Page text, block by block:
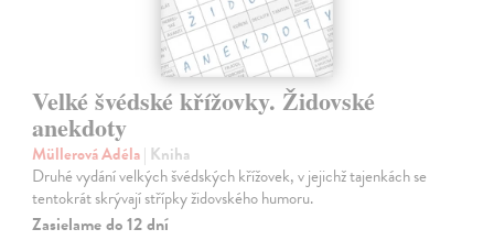
Velké švédské křížovky. Židovské
anekdoty
Müllerová Adéla| Kniha
Druhé vydání velkých švédských křížovek, v jejichž tajenkách se
tentokrát skrývají střípky židovského humoru.
Zasielame do 12 dní